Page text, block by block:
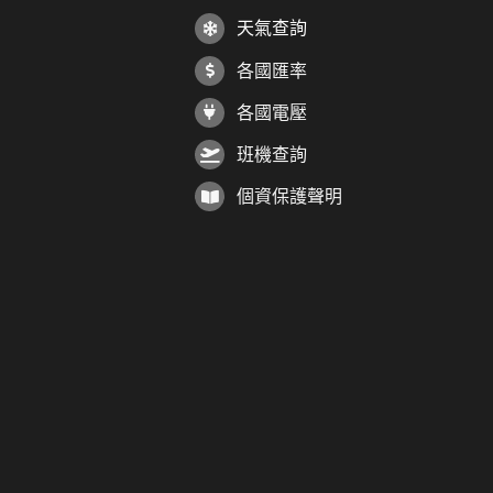
天氣查詢
各國匯率
各國電壓
班機查詢
個資保護聲明